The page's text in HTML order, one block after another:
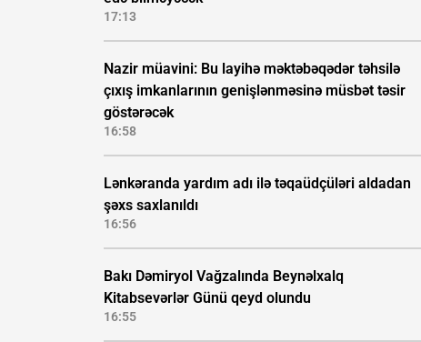
17:13
Nazir müavini: Bu layihə məktəbəqədər təhsilə
çıxış imkanlarının genişlənməsinə müsbət təsir
göstərəcək
16:58
Lənkəranda yardım adı ilə təqaüdçüləri aldadan
şəxs saxlanıldı
16:56
Bakı Dəmiryol Vağzalında Beynəlxalq
Kitabsevərlər Günü qeyd olundu
16:55